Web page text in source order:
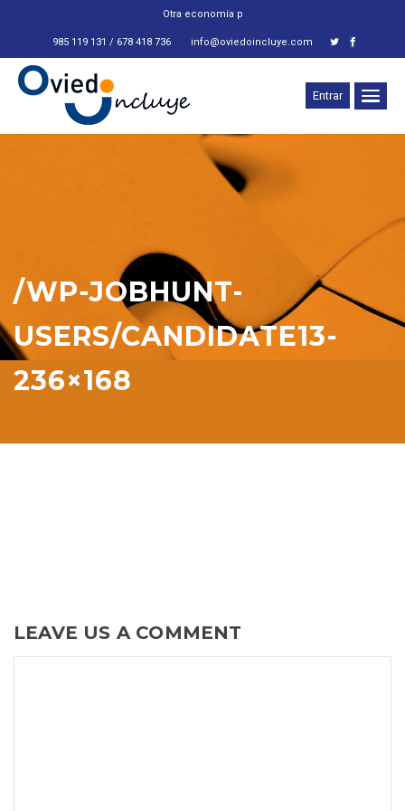
Otra economía para
985 119 131 / 678 418 736 info@oviedoincluye.com
Entrar
/WP-JOBHUNT-
USERS/CANDIDATE13-
236×168
LEAVE US A COMMENT